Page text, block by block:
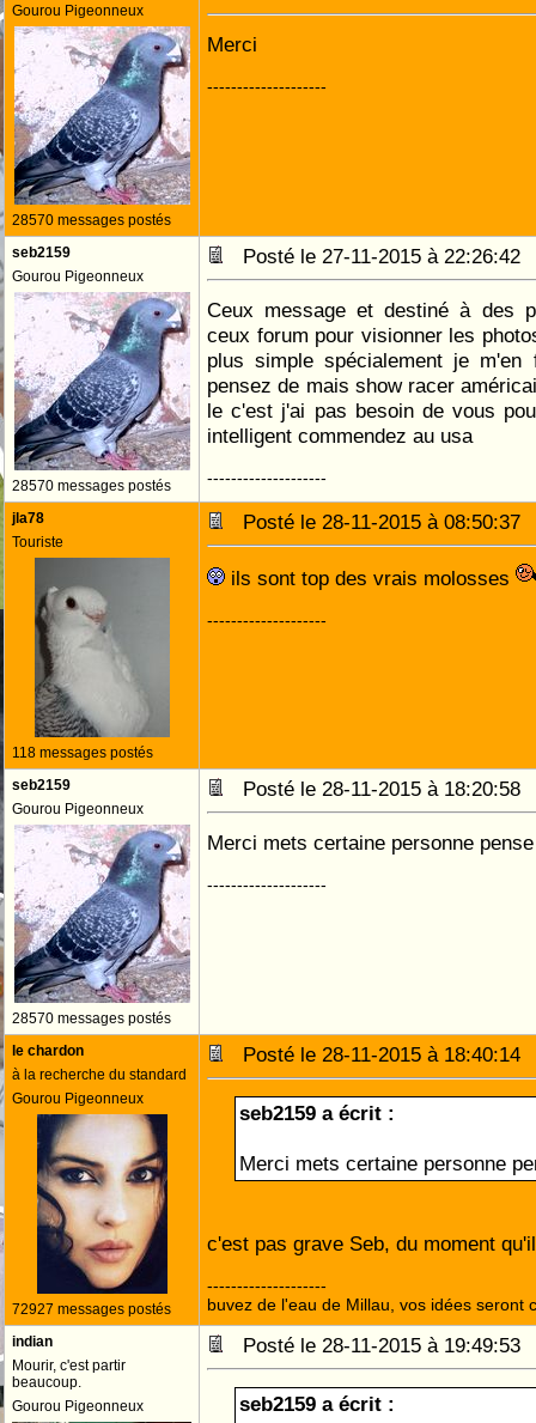
Gourou Pigeonneux
28570 messages postés
Merci
--------------------
seb2159
Gourou Pigeonneux
28570 messages postés
Posté le 27-11-2015 à
Ceux message et destiné à des
ceux forum pour visionner les
plus simple spécialement je
pensez de mais show racer
le c'est j'ai pas besoin de vous
intelligent commendez au usa
--------------------
jla78
Touriste
118 messages postés
Posté le 28-11-2015 à
ils sont top des vrais molosses
--------------------
seb2159
Gourou Pigeonneux
28570 messages postés
Posté le 28-11-2015 à
Merci mets certaine personne
--------------------
le chardon
à la recherche du standard
Gourou Pigeonneux
72927 messages postés
Posté le 28-11-2015 à
seb2159 a écrit :
Merci mets certaine personne
c'est pas grave Seb, du moment
--------------------
buvez de l'eau de Millau, vos idées seront
indian
Mourir, c'est partir
beaucoup.
Gourou Pigeonneux
Posté le 28-11-2015 à
seb2159 a écrit :